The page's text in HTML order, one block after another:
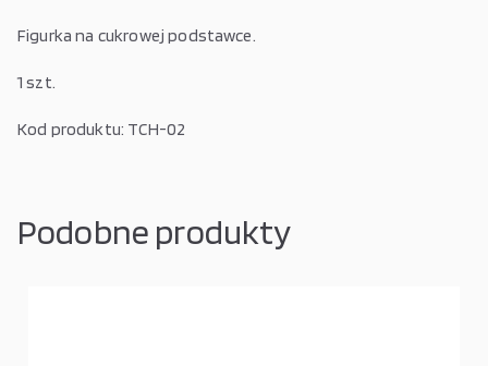
Figurka na cukrowej podstawce.
1 szt.
Kod produktu: TCH-02
Podobne produkty